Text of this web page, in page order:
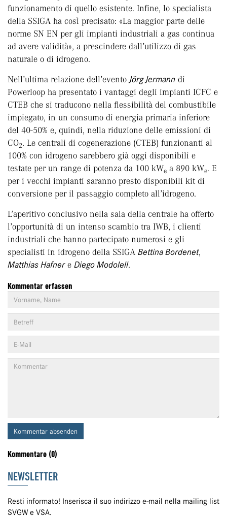
funzionamento di quello esistente. Infine, lo specialista
della SSIGA ha così precisato: «La maggior parte delle
norme SN EN per gli impianti industriali a gas continua
ad avere validità», a prescindere dall’utilizzo di gas
naturale o di idrogeno.
Nell’ultima relazione dell’evento Jörg Jermann di
Powerloop ha presentato i vantaggi degli impianti ICFC e
CTEB che si traducono nella flessibilità del combustibile
impiegato, in un consumo di energia primaria inferiore
del 40-50% e, quindi, nella riduzione delle emissioni di
CO2. Le centrali di cogenerazione (CTEB) funzionanti al
100% con idrogeno sarebbero già oggi disponibili e
testate per un range di potenza da 100 kWe a 890 kWe. E
per i vecchi impianti saranno presto disponibili kit di
conversione per il passaggio completo all’idrogeno.
L’aperitivo conclusivo nella sala della centrale ha offerto
l’opportunità di un intenso scambio tra IWB, i clienti
industriali che hanno partecipato numerosi e gli
specialisti in idrogeno della SSIGA Bettina Bordenet,
Matthias Hafnere Diego Modolell.
Kommentar erfassen
Kommentar absenden
Kommentare (0)
NEWSLETTER
Resti informato! Inserisca il suo indirizzo e-mail nella mailing list
SVGW e VSA.